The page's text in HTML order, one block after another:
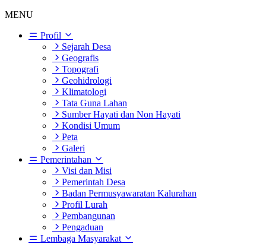
MENU
Profil
Sejarah Desa
Geografis
Topografi
Geohidrologi
Klimatologi
Tata Guna Lahan
Sumber Hayati dan Non Hayati
Kondisi Umum
Peta
Galeri
Pemerintahan
Visi dan Misi
Pemerintah Desa
Badan Permusyawaratan Kalurahan
Profil Lurah
Pembangunan
Pengaduan
Lembaga Masyarakat